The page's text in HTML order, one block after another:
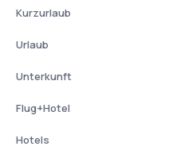
Kurzurlaub
Urlaub
Unterkunft
Flug+Hotel
Hotels